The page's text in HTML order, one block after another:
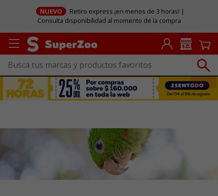
NUEVO
Retiro express ¡en menos de 3 horas! |
Consulta disponibilidad al momento de la compra